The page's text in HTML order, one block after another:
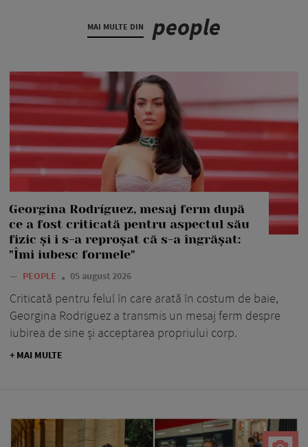
MAI MULTE DIN people
Georgina Rodríguez, mesaj ferm după
ce a fost criticată pentru aspectul său
fizic și i s-a reproșat că s-a îngrășat:
"Îmi iubesc formele"
— PEOPLE 05 august 2026
Criticată pentru felul în care arată în costum de baie,
Georgina Rodríguez a transmis un mesaj ferm despre
iubirea de sine și acceptarea propriului corp.
+ MAI MULTE